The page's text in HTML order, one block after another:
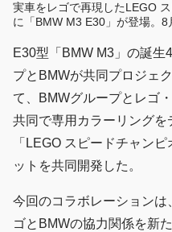
実車をレゴで再現したLEGO
に「BMW M3 E30」が登場。8
E30型「BMW M3」の誕生
プとBMWが共同プロジェ
て、BMWグループとレゴ
共同で専用カラーリング
「LEGO スピードチャン
ットを共同開発した。
今回のコラボレーション
ゴとBMWの協力関係を新